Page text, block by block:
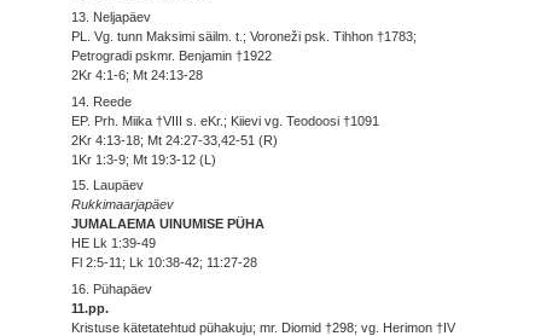
13. Neljapäev
PL. Vg. tunn Maksimi säilm. t.; Voroneži psk. Tihhon †1783;
Petrogradi pskmr. Benjamin †1922
2Kr 4:1-6; Mt 24:13-28
14. Reede
EP. Prh. Miika †VIII s. eKr.; Kiievi vg. Teodoosi †1091
2Kr 4:13-18; Mt 24:27-33,42-51 (R)
1Kr 1:3-9; Mt 19:3-12 (L)
15. Laupäev
Rukkimaarjapäev
JUMALAEMA UINUMISE PÜHA
HE Lk 1:39-49
Fl 2:5-11; Lk 10:38-42; 11:27-28
16. Pühapäev
11.pp.
Kristuse kätetatehtud pühakuju; mr. Diomid †298; vg. Herimon †IV